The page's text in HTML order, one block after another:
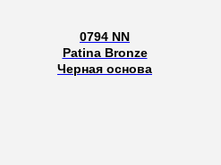
0794 NN
Patina Bronze
Черная основа